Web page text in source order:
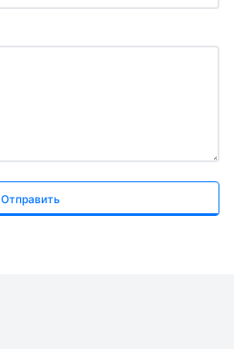
Отправить